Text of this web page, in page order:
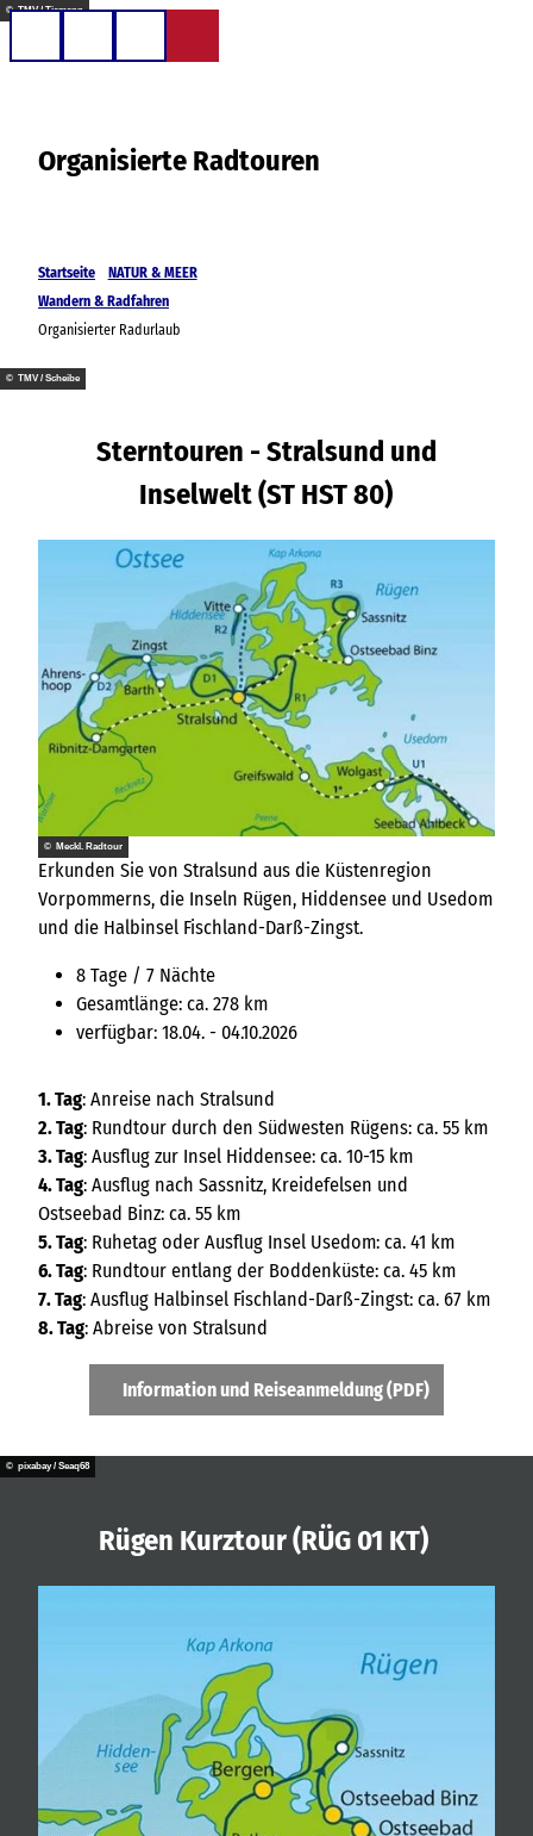
Z© TMV / Tiemann
Organisierte Radtouren
Startseite
NATUR & MEER
Wandern & Radfahren
Organisierter Radurlaub
© TMV / Scheibe
Sterntouren - Stralsund und
Inselwelt (ST HST 80)
© Meckl. Radtour
Erkunden Sie von Stralsund aus die Küstenregion
Vorpommerns, die Inseln Rügen, Hiddensee und Usedom
und die Halbinsel Fischland-Darß-Zingst.
8 Tage / 7 Nächte
Gesamtlänge: ca. 278 km
verfügbar: 18.04. - 04.10.2026
1. Tag: Anreise nach Stralsund
2. Tag: Rundtour durch den Südwesten Rügens: ca. 55 km
3. Tag: Ausflug zur Insel Hiddensee: ca. 10-15 km
4. Tag: Ausflug nach Sassnitz, Kreidefelsen und
Ostseebad Binz: ca. 55 km
5. Tag: Ruhetag oder Ausflug Insel Usedom: ca. 41 km
6. Tag: Rundtour entlang der Boddenküste: ca. 45 km
7. Tag: Ausflug Halbinsel Fischland-Darß-Zingst: ca. 67 km
8. Tag: Abreise von Stralsund
Information und Reiseanmeldung (PDF)
© pixabay / Seaq68
Rügen Kurztour (RÜG 01 KT)